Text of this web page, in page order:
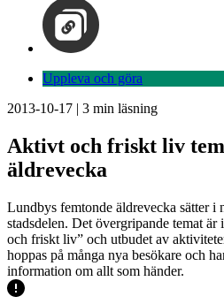
Uppleva och göra
2013-10-17 | 3 min läsning
Aktivt och friskt liv
äldrevecka
Lundbys femtonde äldrevecka sätter i
stadsdelen. Det övergripande temat
och friskt liv” och utbudet av
hoppas på många nya besökare och
information om allt som händer.